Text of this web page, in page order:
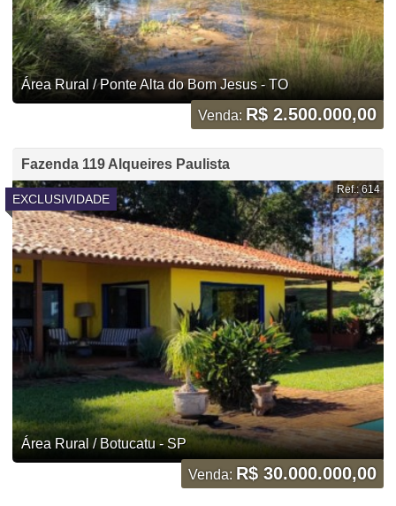
Área Rural / Ponte Alta do Bom Jesus - TO
Venda: R$ 2.500.000,00
Fazenda 119 Alqueires Paulista
EXCLUSIVIDADE
Ref.: 614
Área Rural / Botucatu - SP
Venda: R$ 30.000.000,00